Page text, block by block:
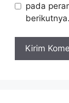
pada
berikutnya.